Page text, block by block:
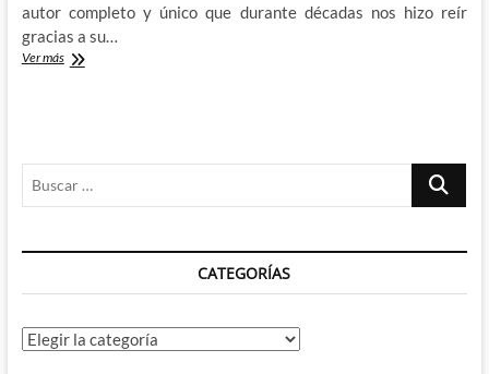
autor completo y único que durante décadas nos hizo reír
gracias a su…
Ver másAdios
de
Buscar
CATEGORÍAS
Categorías